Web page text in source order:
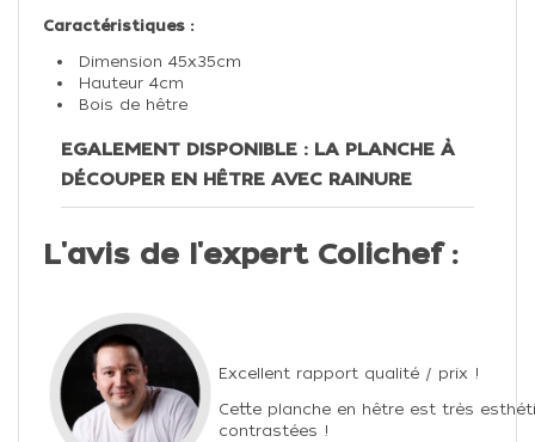
Caractéristiques :
Dimension 45x35cm
Hauteur 4cm
Bois de hêtre
EGALEMENT DISPONIBLE : LA PLANCHE À
DÉCOUPER EN HÊTRE AVEC RAINURE
L'avis de l'expert Colichef :
Excellent rapport qualité / prix !
Cette planche en hêtre est très
contrastées !